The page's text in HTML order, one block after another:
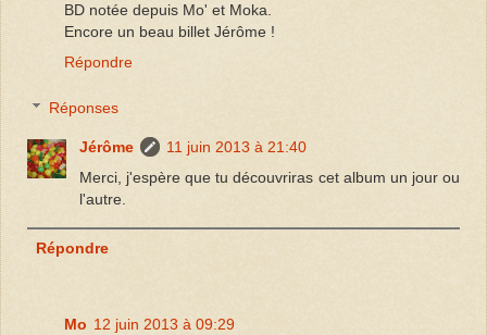
BD notée depuis Mo' et Moka.
Encore un beau billet Jérôme !
Répondre
Réponses
Jérôme
11 juin 2013 à 21:40
Merci, j'espère que tu découvriras cet album un jour ou
l'autre.
Répondre
Mo 12 juin 2013 à 09:29